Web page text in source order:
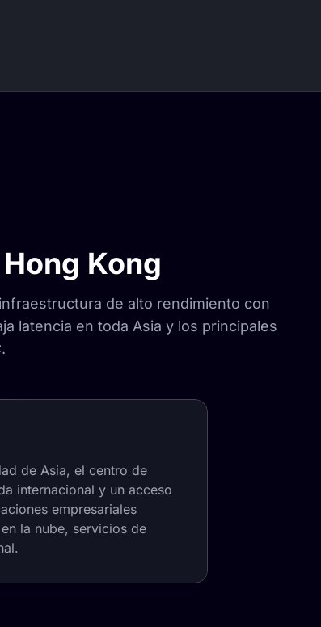
Kong
de alto rendimiento con
latencia en toda Asia y los principales
de Asia, el centro de
internacional y un acceso
empresariales
la nube, servicios de